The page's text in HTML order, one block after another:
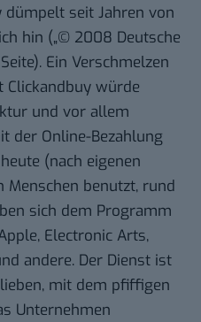
dümpelt seit Jahren von
hin („© 2008 Deutsche
Ein Verschmelzen
Clickandbuy würde
und vor allem
der Online-Bezahlung
(nach eigenen
Menschen benutzt, rund
sich dem Programm
Electronic Arts,
andere. Der Dienst ist
mit dem pfiffigen
Unternehmen